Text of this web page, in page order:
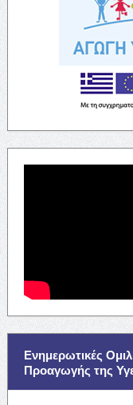
Ενημερωτικές
Προαγωγής της